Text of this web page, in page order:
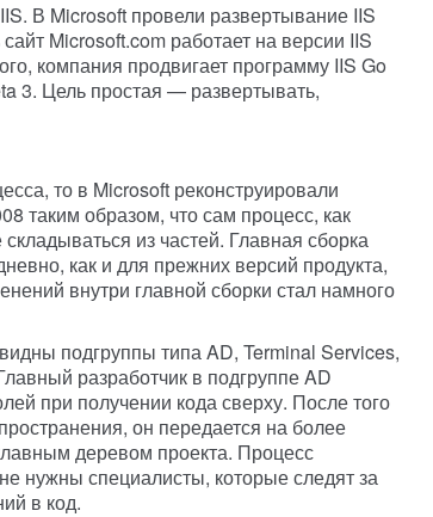
В Microsoft провели развертывание IIS
Microsoft.com работает на версии IIS
компания продвигает программу IIS Go
3. Цель простая — развертывать,
то в Microsoft реконструировали
таким образом, что сам процесс, как
из частей. Главная сборка
как и для прежних версий продукта,
внутри главной сборки стал намного
подгруппы типа AD, Terminal Services,
разработчик в подгруппе AD
при получении кода сверху. После того
он передается на более
деревом проекта. Процесс
нужны специалисты, которые следят за
в код.